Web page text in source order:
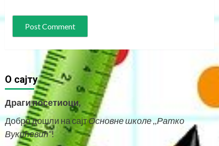
O сајту
Драги посетиоци,
Добро дошли на сајтОсновне школе ,,Ратко
Вукићевић“!